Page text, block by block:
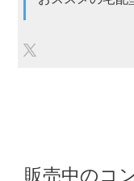
販売中のコ